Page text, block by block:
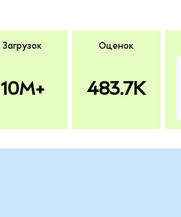
Загрузок
10M+
Оценок
483.7K